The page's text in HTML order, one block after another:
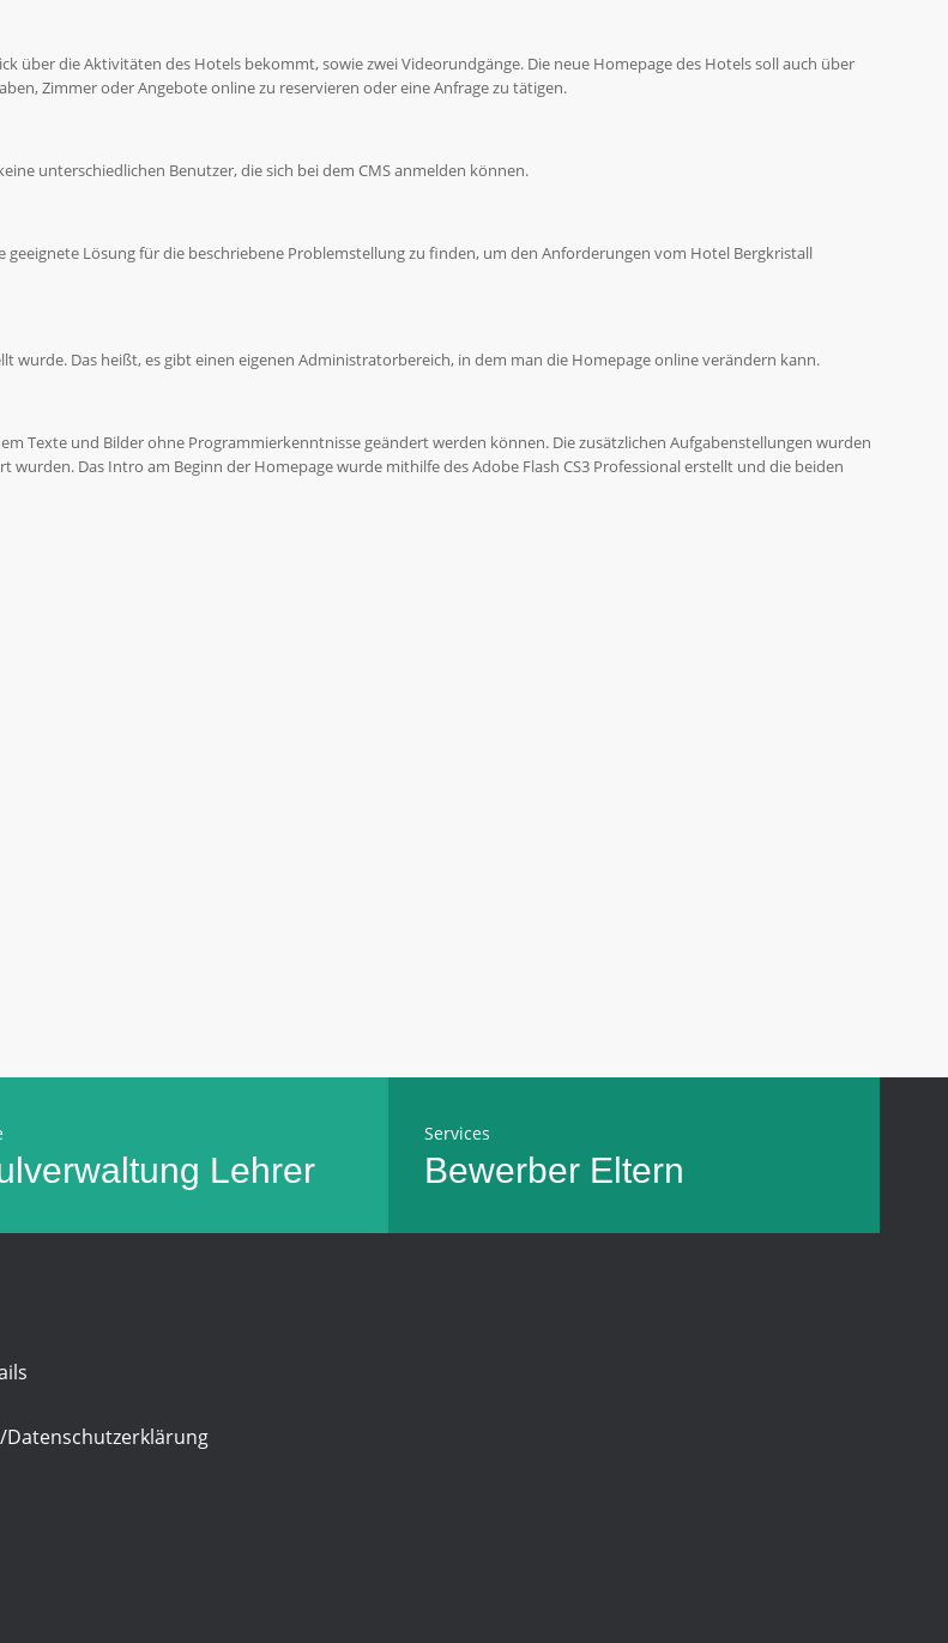
über die Aktivitäten des Hotels bekommt, sowie zwei Videorundgänge. Die neue Homepage des Hotels soll auch über
Zimmer oder Angebote online zu reservieren oder eine Anfrage zu tätigen.
unterschiedlichen Benutzer, die sich bei dem CMS anmelden können.
geeignete Lösung für die beschriebene Problemstellung zu finden, um den Anforderungen vom Hotel Bergkristall
Das heißt, es gibt einen eigenen Administratorbereich, in dem man die Homepage online verändern kann.
Texte und Bilder ohne Programmierkenntnisse geändert werden können. Die zusätzlichen Aufgabenstellungen wurden
wurden. Das Intro am Beginn der Homepage wurde mithilfe des Adobe Flash CS3 Professional erstellt und die beiden
Lehrer
Services
Bewerber Eltern